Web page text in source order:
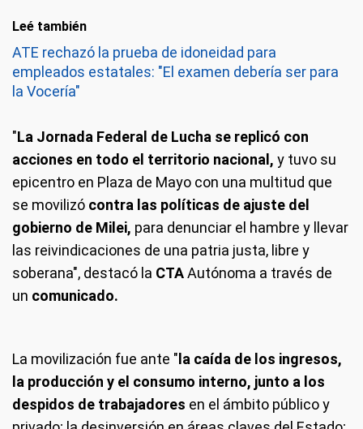
Leé también
ATE rechazó la prueba de idoneidad para
empleados estatales: "El examen debería ser para
la Vocería"
"La Jornada Federal de Lucha se replicó con
acciones en todo el territorio nacional, y tuvo su
epicentro en Plaza de Mayo con una multitud que
se movilizó contra las políticas de ajuste del
gobierno de Milei, para denunciar el hambre y llevar
las reivindicaciones de una patria justa, libre y
soberana", destacó la CTAAutónoma a través de
un comunicado.
La movilización fue ante "la caída de los ingresos,
la producción y el consumo interno, junto a los
despidos de trabajadores en el ámbito público y